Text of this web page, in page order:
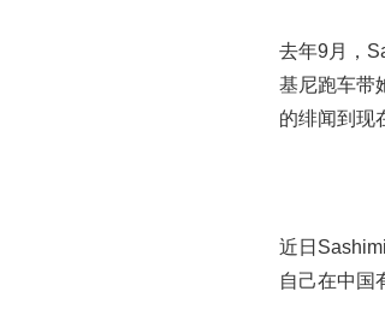
去年9月，
基尼跑车带
的绯闻到现
近日
自己在中国